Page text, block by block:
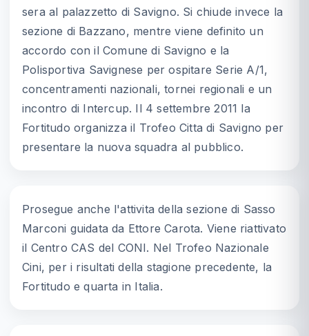
sera al palazzetto di Savigno. Si chiude invece la
sezione di Bazzano, mentre viene definito un
accordo con il Comune di Savigno e la
Polisportiva Savignese per ospitare Serie A/1,
concentramenti nazionali, tornei regionali e un
incontro di Intercup. Il 4 settembre 2011 la
Fortitudo organizza il Trofeo Citta di Savigno per
presentare la nuova squadra al pubblico.
Prosegue anche l'attivita della sezione di Sasso
Marconi guidata da Ettore Carota. Viene riattivato
il Centro CAS del CONI. Nel Trofeo Nazionale
Cini, per i risultati della stagione precedente, la
Fortitudo e quarta in Italia.